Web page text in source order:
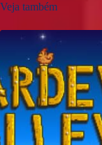
Veja também